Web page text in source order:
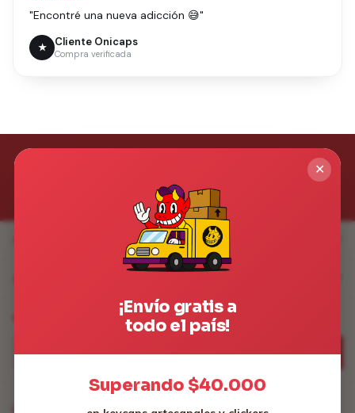
"Encontré una nueva adicción 😅"
★ Cliente Onicaps
Compra verificada
✕
¡Envío gratis a
todo el país!
Superando $40.000
Medios de pago